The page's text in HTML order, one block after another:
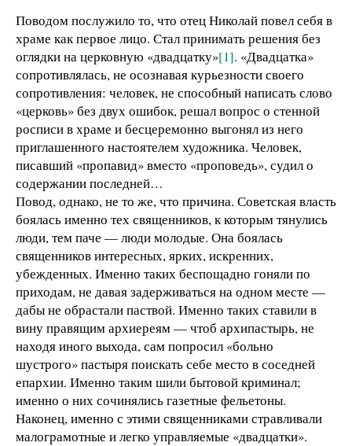
Поводом послужило то, что отец Николай повел себя в
храме как первое лицо. Стал принимать решения без
оглядки на церковную «двадцатку»[1]. «Двадцатка»
сопротивлялась, не осознавая курьезности своего
сопротивления: человек, не способный написать слово
«церковь» без двух ошибок, решал вопрос о стенной
росписи в храме и бесцеремонно выгонял из него
приглашенного настоятелем художника. Человек,
писавший «пропавид» вместо «проповедь», судил о
содержании последней…
Повод, однако, не то же, что причина. Советская власть
боялась именно тех священников, к которым тянулись
люди, тем паче — люди молодые. Она боялась
священников интересных, ярких, искренних,
убежденных. Именно таких беспощадно гоняли по
приходам, не давая задерживаться на одном месте —
дабы не обрастали паствой. Именно таких ставили в
вину правящим архиереям — чтоб архипастырь, не
находя иного выхода, сам попросил «больно
шустрого» пастыря поискать себе место в соседней
епархии. Именно таким шили бытовой криминал;
именно о них сочинялись газетные фельетоны.
Наконец, именно с этими священниками стравливали
малограмотные и легко управляемые «двадцатки».